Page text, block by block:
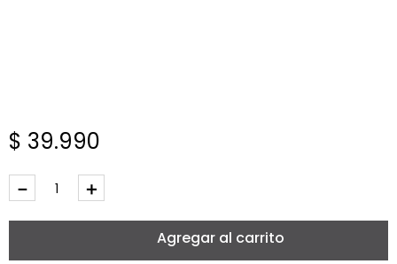
$ 39.990
＋
－
Agregar al carrito